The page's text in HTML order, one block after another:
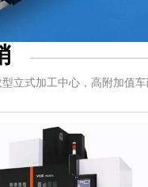
立式加工中心，高附加值